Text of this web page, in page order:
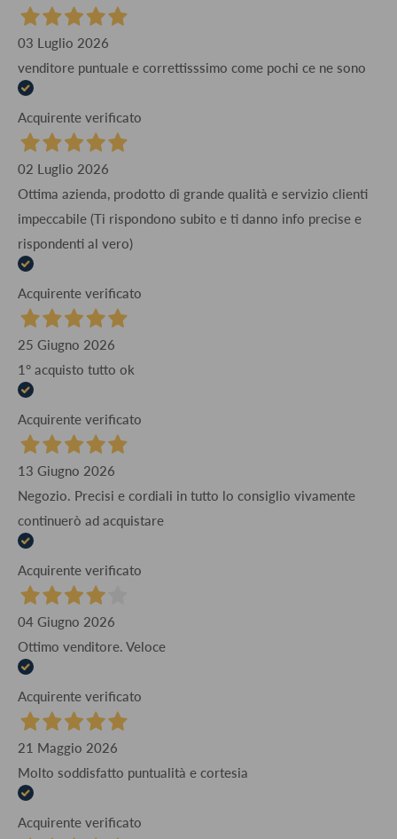
03 Luglio 2026
venditore puntuale e correttisssimo come pochi ce ne sono
Acquirente verificato
02 Luglio 2026
Ottima azienda, prodotto di grande qualità e servizio clienti
impeccabile (Ti rispondono subito e ti danno info precise e
rispondenti al vero)
Acquirente verificato
25 Giugno 2026
1° acquisto tutto ok
Acquirente verificato
13 Giugno 2026
Negozio. Precisi e cordiali in tutto lo consiglio vivamente
continuerò ad acquistare
Acquirente verificato
04 Giugno 2026
Ottimo venditore. Veloce
Acquirente verificato
21 Maggio 2026
Molto soddisfatto puntualità e cortesia
Acquirente verificato